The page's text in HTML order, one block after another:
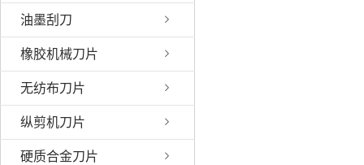
油墨刮刀
橡胶机械刀片
无纺布刀片
纵剪机刀片
硬质合金刀片